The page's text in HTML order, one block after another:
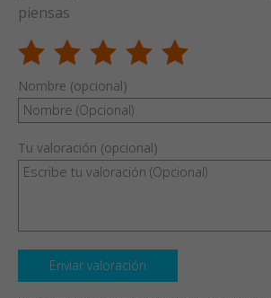
piensas
Nombre (opcional)
Tu valoración (opcional)
Enviar valoración